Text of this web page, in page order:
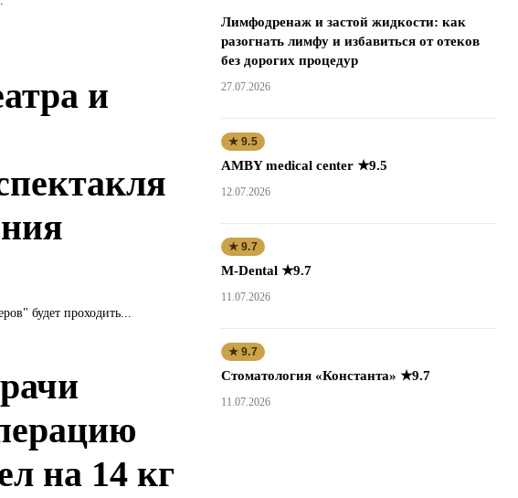
и
будет проходить...
на 14 кг
Лимфодренаж и застой жидкости: как
разогнать лимфу и избавиться от отеков
без дорогих процедур
27.07.2026
★ 9.5
AMBY medical center ★9.5
12.07.2026
★ 9.7
M-Dental ★9.7
11.07.2026
★ 9.7
Стоматология «Константа» ★9.7
11.07.2026